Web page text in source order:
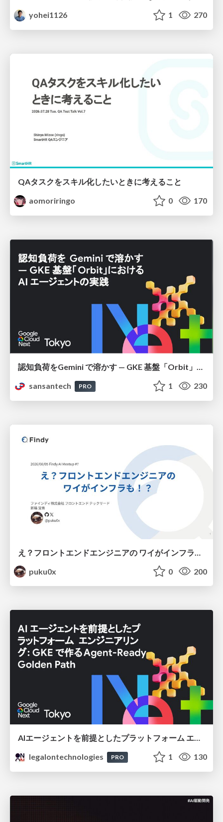
yohei1126
1 270
QAタスクをスキル化したいときに考えること
aomoriringo
0 170
認知負荷をGemini で溶かす — GKE 基盤「Orbit」における AI エージェントの実践
sansantech
PRO 1 230
puku0x
0 200
AIエージェントを前提としたプラットフォーム エンジニアリング：GKEで作るAgent-Ready Golden Path
legalontechnologies
PRO 1 130